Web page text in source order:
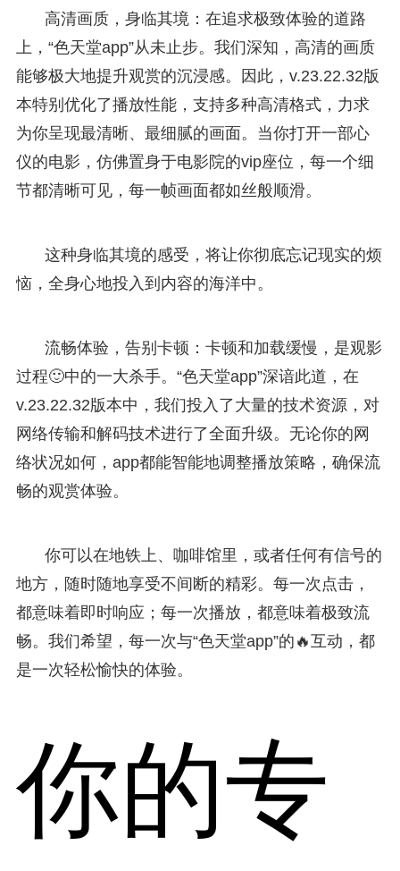
高清画质，身临其境：在追求极致体验的道路
上，“色天堂app”从未止步。我们深知，高清的画质
能够极大地提升观赏的沉浸感。因此，v.23.22.32版
本特别优化了播放性能，支持多种高清格式，力求
为你呈现最清晰、最细腻的画面。当你打开一部心
仪的电影，仿佛置身于电影院的vip座位，每一个细
节都清晰可见，每一帧画面都如丝般顺滑。
这种身临其境的感受，将让你彻底忘记现实的烦
恼，全身心地投入到内容的海洋中。
流畅体验，告别卡顿：卡顿和加载缓慢，是观影
过程🙂中的一大杀手。“色天堂app”深谙此道，在
v.23.22.32版本中，我们投入了大量的技术资源，对
网络传输和解码技术进行了全面升级。无论你的网
络状况如何，app都能智能地调整播放策略，确保流
畅的观赏体验。
你可以在地铁上、咖啡馆里，或者任何有信号的
地方，随时随地享受不间断的精彩。每一次点击，
都意味着即时响应；每一次播放，都意味着极致流
畅。我们希望，每一次与“色天堂app”的🔥互动，都
是一次轻松愉快的体验。
你的专